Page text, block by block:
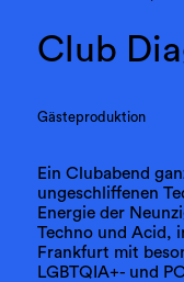
Club
Gästeproduktion
Ein Clubabend
ungeschliffenen
Energie der
Techno und Acid,
Frankfurt mit
LGBTQIA+- und